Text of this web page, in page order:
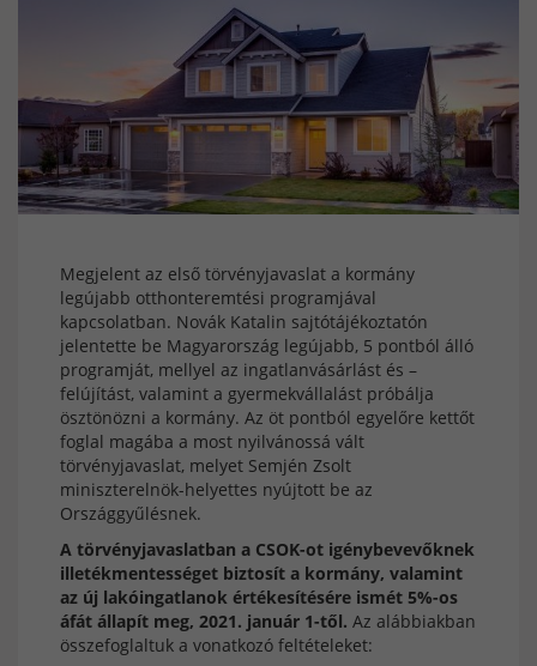
Megjelent az első törvényjavaslat a kormány
legújabb otthonteremtési programjával
kapcsolatban. Novák Katalin sajtótájékoztatón
jelentette be Magyarország legújabb, 5 pontból álló
programját, mellyel az ingatlanvásárlást és –
felújítást, valamint a gyermekvállalást próbálja
ösztönözni a kormány. Az öt pontból egyelőre kettőt
foglal magába a most nyilvánossá vált
törvényjavaslat, melyet Semjén Zsolt
miniszterelnök-helyettes nyújtott be az
Országgyűlésnek.
A törvényjavaslatban a CSOK-ot igénybevevőknek
illetékmentességet biztosít a kormány, valamint
az új lakóingatlanok értékesítésére ismét 5%-os
áfát állapít meg, 2021. január 1-től. Az alábbiakban
összefoglaltuk a vonatkozó feltételeket: